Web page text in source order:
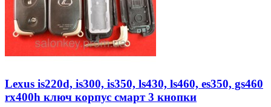
Lexus is220d, is300, is350, ls430, ls460, es350, gs460
rx400h ключ корпус смарт 3 кнопки